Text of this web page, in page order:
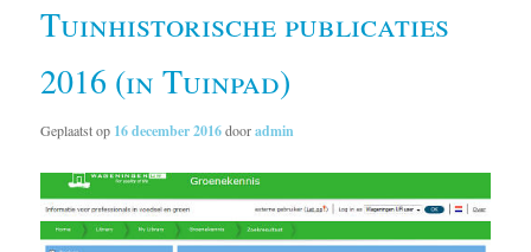
Tuinhistorische publicaties
2016 (in Tuinpad)
Geplaatst op 16 december 2016dooradmin